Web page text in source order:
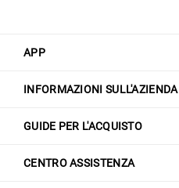
APP
INFORMAZIONI SULL'AZIENDA
GUIDE PER L'ACQUISTO
CENTRO ASSISTENZA